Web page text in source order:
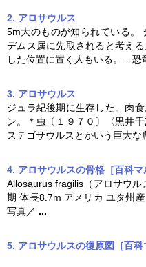
2. アロサウルス
5m大のものが知られている。
デムス属に先取されると考える
した位置に置く人もいる。→恐
3. アロサウルス
ジュラ紀後期に生存した。肉
ン。＊虫〔１９７０〕〈黒井
ステゴサウルスとかいう巨大な
4. アロサウルスの骨格［百科マ
Allosaurus fragilis（ アロサウル
期 体長8.7m アメリカ ユタ州
写真／ ...
5. アロサウルスの復原図［百科